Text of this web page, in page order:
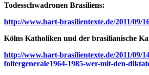
Todesschwadronen Brasiliens:
http://www.hart-brasilientexte.de/2011/09/
Kölns Katholiken und der brasilianische
http://www.hart-brasilientexte.de/2011/09/
foltergenerale1964-1985-wer-mit-den-